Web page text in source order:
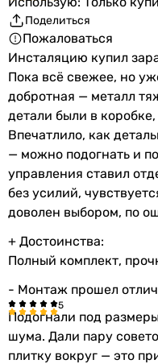
Поделиться
Пожаловаться
Инсталяцию купил
Пока всё свежее, но
добротная — металл
детали были в
Впечатлило, как
— можно подогнать и
управления ставил
без усилий,
доволен выбором, по
+ Достоинства:
Полный комплект,
- Монтаж прошел
Подогнали под
шума. Дали пару
плитку вокруг — это